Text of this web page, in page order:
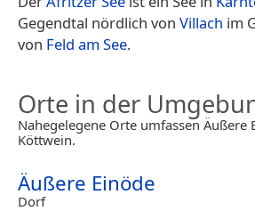
Gegendtal nördlich von Villach im
von Feld am See.
Orte in der
Nahegelegene Orte umfassen Äußere
Köttwein.
Äußere Einöde
Dorf